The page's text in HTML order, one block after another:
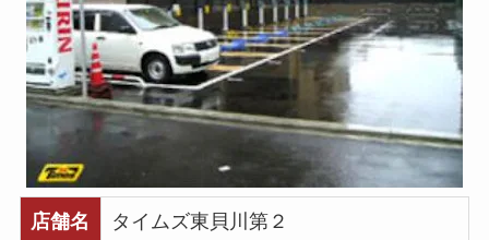
店舗名 タイムズ東貝川第２